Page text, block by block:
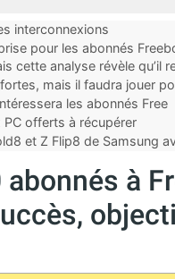
interconnexions
pour les abonnés
cette analyse révèle qu’il
mais il faudra jouer
les abonnés Free
offerts à récupérer
et Z Flip8 de Samsung
à